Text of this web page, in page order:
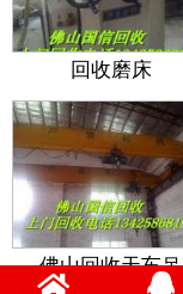
回收磨床
佛山回收天车吊